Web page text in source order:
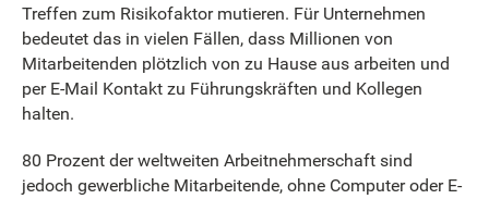
Treffen zum Risikofaktor mutieren. Für Unternehmen
bedeutet das in vielen Fällen, dass Millionen von
Mitarbeitenden plötzlich von zu Hause aus arbeiten und
per E-Mail Kontakt zu Führungskräften und Kollegen
halten.
80 Prozent der weltweiten Arbeitnehmerschaft sind
jedoch gewerbliche Mitarbeitende, ohne Computer oder E-